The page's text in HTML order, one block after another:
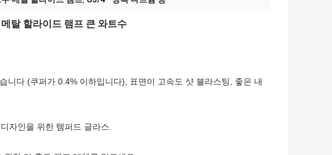
탈 할라이드 램프 큰 와트수
니다 (쿠퍼가 0.4% 이하입니다), 표면이 고속도 샷 블라스팅, 좋은 내
자인을 위한 템퍼드 글라스.